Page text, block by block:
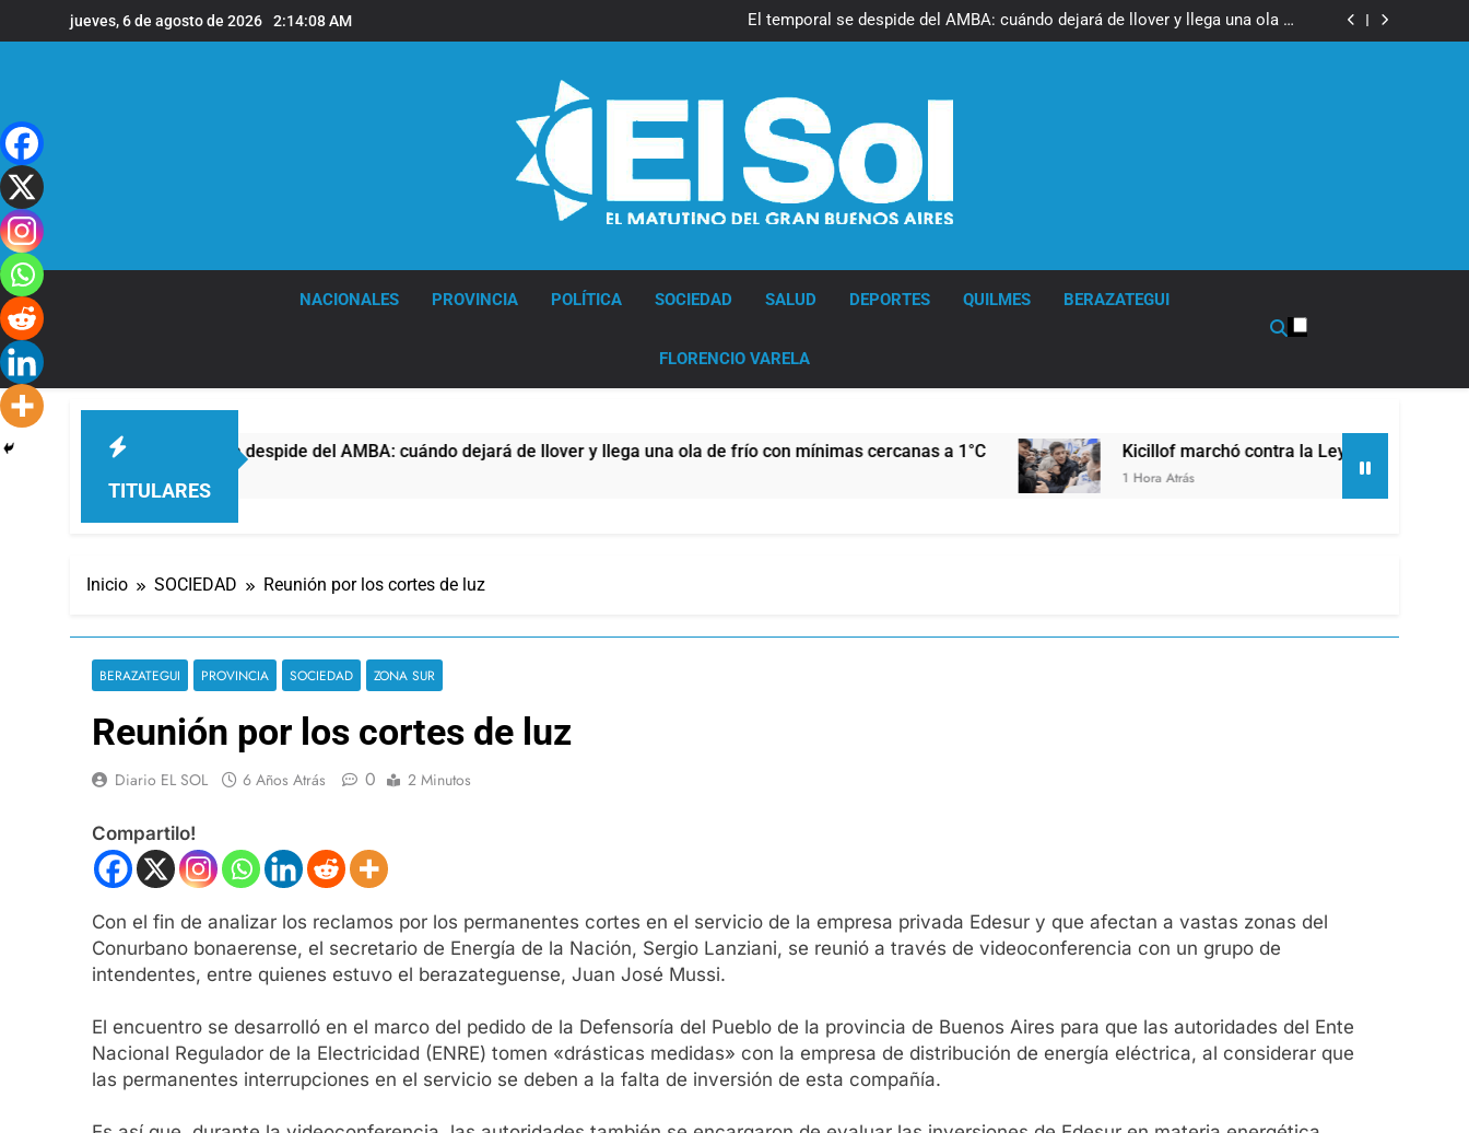
al
jueves, 6 de agosto de 2026 2:14:09 AM
El temporal se despide del AMBA: cuándo dejará de llover y llega una ola de
frío con mínimas cercanas a 1°C
Kicillof marchó contra la Ley de Propiedad Privada de Milei
El temporal se despide del AMBA: cuándo dejará de llover y llega una ola de
Kicillof marchó contra la Ley de Propiedad Privada de Milei
Renunció el subsecretario de Seguridad de Quilmes, Hernán Ocampo, tras la
NACIONALES PROVINCIA POLÍTICA SOCIEDAD SALUD DEPORTES QUILMES BERAZATEGUI
FLORENCIO VARELA
TITULARES
El temporal se despide del AMBA: cuándo dejará de llover y llega una ola de frío con mínimas cercanas a 1°C Kicillof marchó contra la Ley de Propiedad Privada
1 Hora Atrás
Inicio SOCIEDAD Reunión por los cortes de luz
BERAZATEGUI PROVINCIA SOCIEDAD ZONA SUR
Reunión por los cortes de luz
Diario EL SOL 6 Años Atrás 0 2 Minutos
Compartilo!
Con el fin de analizar los reclamos por los permanentes cortes en el servicio de la empresa privada Edesur y que afectan a vastas zonas del
Conurbano bonaerense, el secretario de Energía de la Nación, Sergio Lanziani, se reunió a través de videoconferencia con un grupo de
intendentes, entre quienes estuvo el berazateguense, Juan José Mussi.
El encuentro se desarrolló en el marco del pedido de la Defensoría del Pueblo de la provincia de Buenos Aires para que las autoridades del Ente
Nacional Regulador de la Electricidad (ENRE) tomen «drásticas medidas» con la empresa de distribución de energía eléctrica, al considerar que
las permanentes interrupciones en el servicio se deben a la falta de inversión de esta compañía.